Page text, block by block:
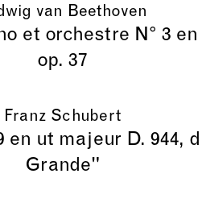
van Beethoven
et orchestre N° 3
op. 37
Franz Schubert
en ut majeur D. 944,
Grande"